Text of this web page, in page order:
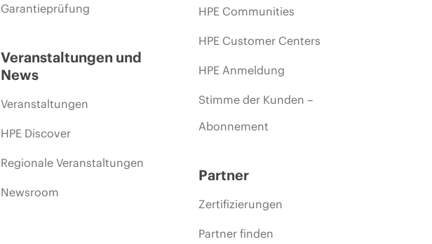
Garantieprüfung
Veranstaltungen und
News
Veranstaltungen
HPE Discover
Regionale Veranstaltungen
Newsroom
HPE Communities
HPE Customer Centers
HPE Anmeldung
Stimme der Kunden –
Abonnement
Partner
Zertifizierungen
Partner finden